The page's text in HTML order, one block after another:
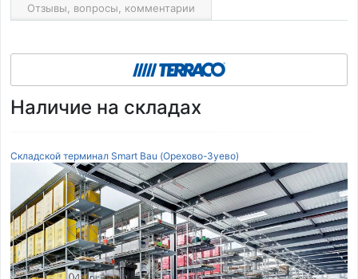
Отзывы, вопросы, комментарии
Наличие на складах
Складской терминал Smart Bau (Орехово-Зуево)